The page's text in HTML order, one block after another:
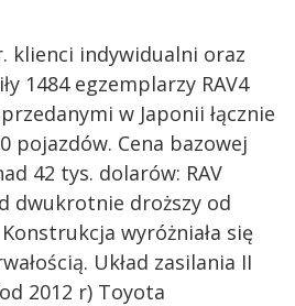
klienci indywidualni oraz
1484 egzemplarzy RAV4
w Japonii łącznie
pojazdów. Cena bazowej
42 tys. dolarów: RAV
dwukrotnie droższy od
wyróżniała się
Układ zasilania II
2012 r) Toyota